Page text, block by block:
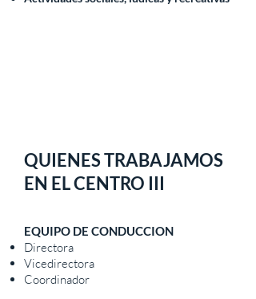
QUIENES TRABAJAMOS
EN EL CENTRO III
EQUIPO DE CONDUCCION
Directora
Vicedirectora
Coordinador